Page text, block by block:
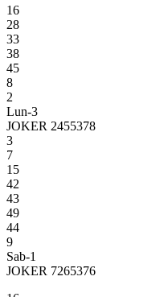
16
28
33
38
45
8
2
Lun-3
JOKER 2455378
3
7
15
42
43
49
44
9
Sab-1
JOKER 7265376